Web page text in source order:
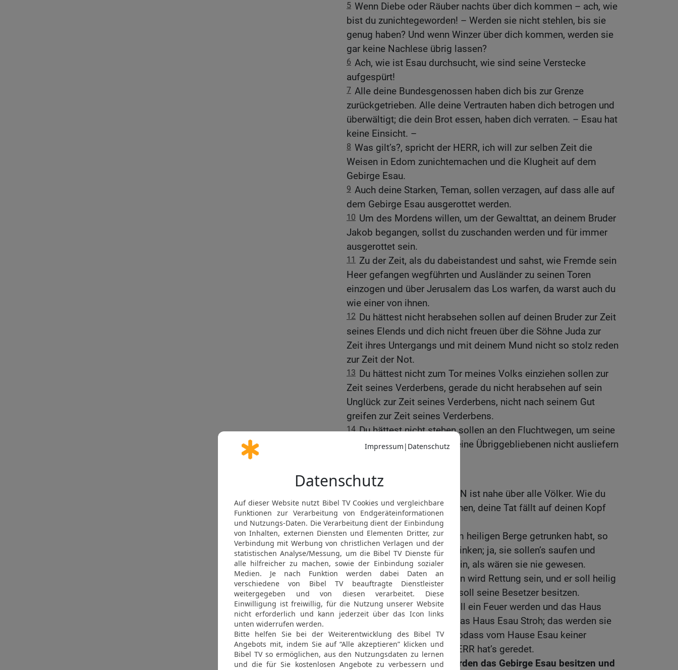
5 Wenn Diebe oder Räuber nachts über dich kommen – ach, wie
bist du zunichtegeworden! – Werden sie nicht stehlen, bis sie
genug haben? Und wenn Winzer über dich kommen, werden sie
gar keine Nachlese übrig lassen?
6 Ach, wie ist Esau durchsucht, wie sind seine Verstecke
aufgespürt!
7 Alle deine Bundesgenossen haben dich bis zur Grenze
zurückgetrieben. Alle deine Vertrauten haben dich betrogen und
überwältigt; die dein Brot essen, haben dich verraten. – Esau hat
keine Einsicht. –
8 Was gilt’s?, spricht der HERR, ich will zur selben Zeit die
Weisen in Edom zunichtemachen und die Klugheit auf dem
Gebirge Esau.
9 Auch deine Starken, Teman, sollen verzagen, auf dass alle auf
dem Gebirge Esau ausgerottet werden.
10 Um des Mordens willen, um der Gewalttat, an deinem Bruder
Jakob begangen, sollst du zuschanden werden und für immer
ausgerottet sein.
11
Zu der Zeit, als du dabeistandest und sahst, wie Fremde sein
Heer gefangen wegführten und Ausländer zu seinen Toren
einzogen und über Jerusalem das Los warfen, da warst auch du
wie einer von ihnen.
12 Du hättest nicht herabsehen sollen auf deinen Bruder zur Zeit
seines Elends und dich nicht freuen über die Söhne Juda zur
Zeit ihres Untergangs und mit deinem Mund nicht so stolz reden
zur Zeit der Not.
13 Du hättest nicht zum Tor meines Volks einziehen sollen zur
Zeit seines Verderbens, gerade du nicht herabsehen auf sein
Unglück zur Zeit seines Verderbens, nicht nach seinem Gut
greifen zur Zeit seines Verderbens.
14 Du hättest nicht stehen sollen an den Fluchtwegen, um seine
Entronnenen zu morden, seine Übriggebliebenen nicht ausliefern
Die Rettung Israels
Denn der Tag des HERRN ist nahe über alle Völker. Wie du
getan hast, soll dir geschehen, deine Tat fällt auf deinen Kopf
zurück.
16 Denn wie ihr auf meinem heiligen Berge getrunken habt, so
sollen alle Völker täglich trinken; ja, sie sollen’s saufen und
ausschlürfen und sollen sein, als wären sie nie gewesen.
17 Aber auf dem Berge Zion wird Rettung sein, und er soll heilig
sein, und das Haus Jakob soll seine Besetzer besitzen.
18 Und das Haus Jakob soll ein Feuer werden und das Haus
Josef eine Flamme, aber das Haus Esau Stroh; das werden sie
anzünden und verzehren, sodass vom Hause Esau keiner
entrinnen wird; denn der HERR hat’s geredet.
19 Und die im Südland werden das Gebirge Esau besitzen und